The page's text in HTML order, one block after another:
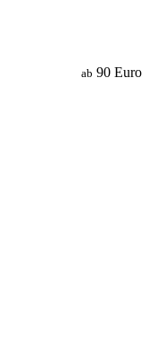
ab 90 Euro